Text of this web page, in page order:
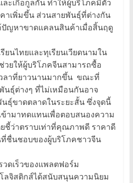
ละเกื้อกูลกัน ทำให้ผู้บริโภคมีตัว
าเพิ่มขึ้น ส่วนสายพันธุ์ที่ต่างกัน
ปัญหาขาดแคลนสินค้าเมื่อสิ้นฤดู
ยนไทยและทุเรียนเวียดนามใน
วยให้ผู้บริโภคจีนสามารถซื้อ
วลาที่ยาวนานมากขึ้น ขณะที่
นธุ์ต่างๆ ที่ไม่เหมือนกันอาจ
นธุ์ขาดตลาดในระยะสั้น ซึ่งจุดนี้
ข้ามาทดแทนเพื่อตอบสนองความ
ชี้ว่าตราบเท่าที่คุณภาพดี ราคาดี
ชื่นชอบของผู้บริโภคชาวจีน
ดเร็วของแพลตฟอร์ม
ลจิสติกส์ได้สนับสนุนความนิยม